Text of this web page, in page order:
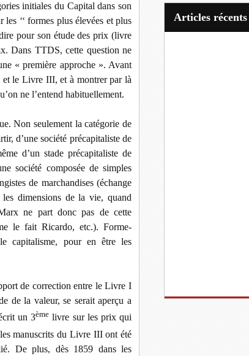
initiales du Capital dans son
‘‘ formes plus élevées et plus
pour son étude des prix (livre
Dans TTDS, cette question ne
« première approche ». Avant
et le Livre III, et à montrer par là
ne l’entend habituellement.
Non seulement la catégorie de
d’une société précapitaliste de
d’un stade précapitaliste de
société composée de simples
de marchandises (échange
dimensions de la vie, quand
ne part donc pas de cette
le fait Ricardo, etc.). Forme-
capitalisme, pour en être les
de correction entre le Livre I
de la valeur, se serait aperçu a
un 3ème livre sur les prix qui
manuscrits du Livre III ont été
De plus, dès 1859 dans les
articles récents